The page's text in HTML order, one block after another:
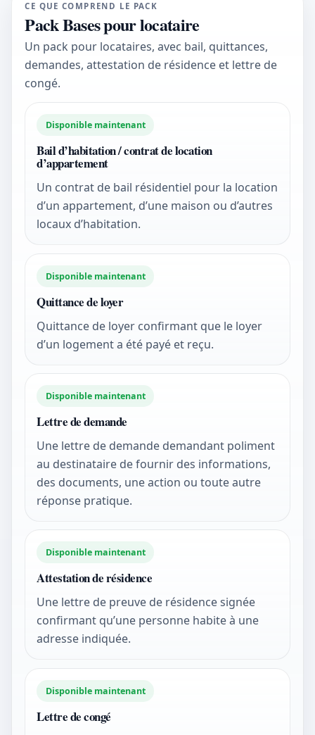
CE QUE COMPREND LE PACK
Pack Bases pour locataire
Un pack pour locataires, avec bail, quittances,
demandes, attestation de résidence et lettre de
congé.
Disponible maintenant
Bail d’habitation / contrat de location
d’appartement
Un contrat de bail résidentiel pour la location
d’un appartement, d’une maison ou d’autres
locaux d’habitation.
Disponible maintenant
Quittance de loyer
Quittance de loyer confirmant que le loyer
d’un logement a été payé et reçu.
Disponible maintenant
Lettre de demande
Une lettre de demande demandant poliment
au destinataire de fournir des informations,
des documents, une action ou toute autre
réponse pratique.
Disponible maintenant
Attestation de résidence
Une lettre de preuve de résidence signée
confirmant qu’une personne habite à une
adresse indiquée.
Disponible maintenant
Lettre de congé